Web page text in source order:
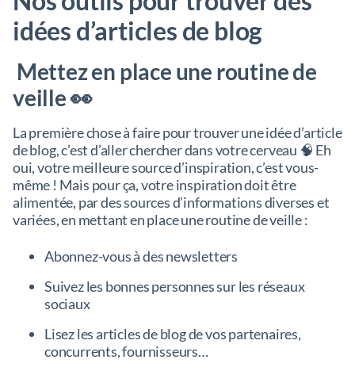
idées d’articles de blog
Mettez en place une routine de
veille 👀
La première chose à faire pour trouver une idée d’article
de blog, c’est d’aller chercher dans votre cerveau 🧠 Eh
oui, votre meilleure source d’inspiration, c’est vous-
même ! Mais pour ça, votre inspiration doit être
alimentée, par des sources d’informations diverses et
variées, en mettant en place une routine de veille :
Abonnez-vous à des newsletters
Suivez les bonnes personnes sur les réseaux
sociaux
Lisez les articles de blog de vos partenaires,
concurrents, fournisseurs…